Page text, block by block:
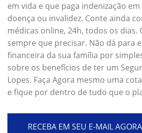
em vida e que paga indenização
doença ou invalidez. Conte ainda
médicas online, 24h, todos os dias.
sempre que precisar. Não dá para
financeira da sua família por
sobre os benefícios de ter um
Lopes. Faça Agora mesmo uma
e fique por dentro de tudo que o
RECEBA EM SEU E-MAIL